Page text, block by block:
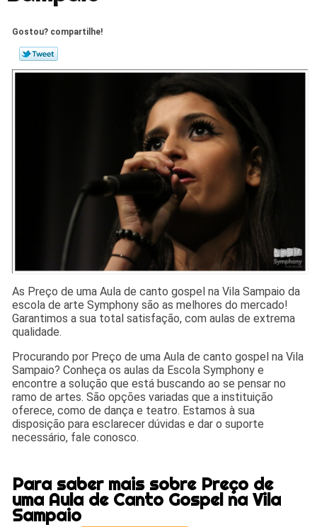
Gostou? compartilhe!
As Preço de uma Aula de canto gospel na Vila Sampaio da
escola de arte Symphony são as melhores do mercado!
Garantimos a sua total satisfação, com aulas de extrema
qualidade.
Procurando por Preço de uma Aula de canto gospel na Vila
Sampaio? Conheça os aulas da Escola Symphony e
encontre a solução que está buscando ao se pensar no
ramo de artes. São opções variadas que a instituição
oferece, como de dança e teatro. Estamos à sua
disposição para esclarecer dúvidas e dar o suporte
necessário, fale conosco.
Para saber mais sobre Preço de
uma Aula de Canto Gospel na Vila
Sampaio